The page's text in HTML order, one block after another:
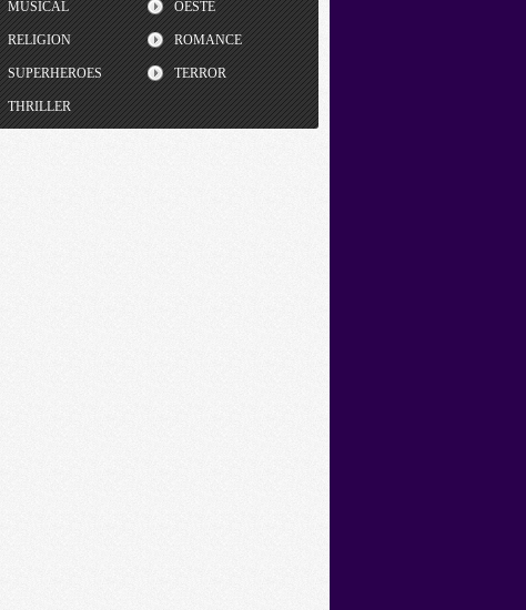
MUSICAL OESTE
RELIGION ROMANCE
SUPERHEROES TERROR
THRILLER